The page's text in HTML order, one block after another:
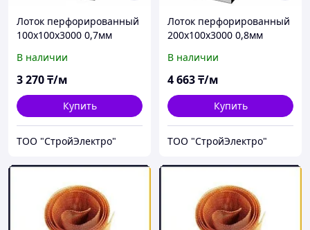
Лоток перфорированный
100х100х3000 0,7мм
В наличии
3 270₸/м
Купить
ТОО "СтройЭлектро"
Лоток перфорированный
200х100х3000 0,8мм
В наличии
4 663₸/м
Купить
ТОО "СтройЭлектро"